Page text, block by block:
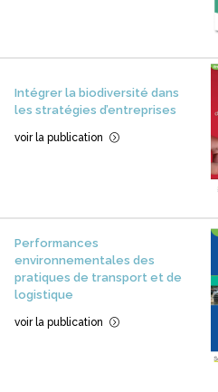
Intégrer la biodiversité dans
les stratégies d’entreprises
voir la publication =
Performances
environnementales des
pratiques de transport et de
logistique
voir la publication =